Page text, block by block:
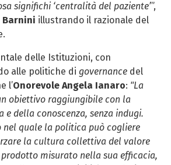
significhi ‘centralità del paziente’”,
Barnini illustrando il razionale del
delle Istituzioni, con
alle politiche di governance del
l’Onorevole Angela Ianaro: "La
obiettivo raggiungibile con la
e della conoscenza, senza indugi.
nel quale la politica può cogliere
la cultura collettiva del valore
misurato nella sua efficacia,